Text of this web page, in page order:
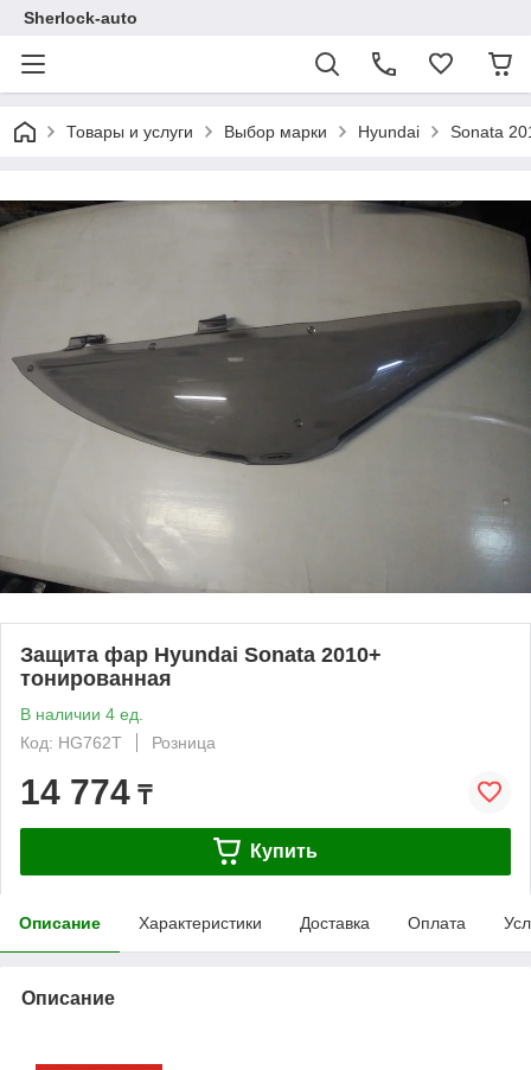
Sherlock-auto
Товары и услуги Выбор марки Hyundai Sonata
Защита фар Hyundai Sonata 2010+
тонированная
В наличии 4 ед.
Код: HG762T
Розница
14 774 ₸
Купить
Описание Характеристики Доставка Оплата
Описание